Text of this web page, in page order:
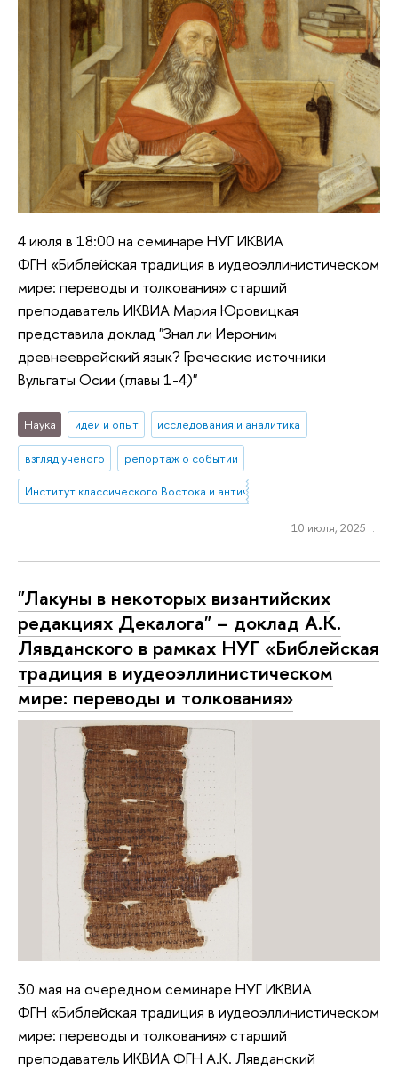
4 июля в 18:00 на семинаре НУГ ИКВИА
ФГН «Библейская традиция в иудеоэллинистическом
мире: переводы и толкования» старший
преподаватель ИКВИА Мария Юровицкая
представила доклад "Знал ли Иероним
древнееврейский язык? Греческие источники
Вульгаты Осии (главы 1-4)"
Наука идеи и опыт исследования и аналитика
взгляд ученого репортаж о событии
Институт классического Востока и античности
10 июля, 2025 г.
"Лакуны в некоторых византийских
редакциях Декалога" – доклад А.К.
Лявданского в рамках НУГ «Библейская
традиция в иудеоэллинистическом
мире: переводы и толкования»
30 мая на очередном семинаре НУГ ИКВИА
ФГН «Библейская традиция в иудеоэллинистическом
мире: переводы и толкования» старший
преподаватель ИКВИА ФГН А.К. Лявданский